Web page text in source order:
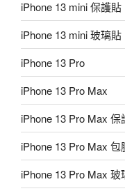
iPhone 13 mini 保護貼
iPhone 13 mini 玻璃貼
iPhone 13 Pro
iPhone 13 Pro Max
iPhone 13 Pro Max 保
iPhone 13 Pro Max 包
iPhone 13 Pro Max 玻